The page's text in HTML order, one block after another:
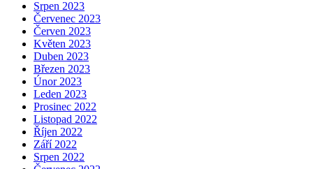
Srpen 2023
Červenec 2023
Červen 2023
Květen 2023
Duben 2023
Březen 2023
Únor 2023
Leden 2023
Prosinec 2022
Listopad 2022
Říjen 2022
Září 2022
Srpen 2022